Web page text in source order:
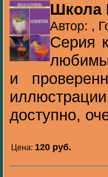
Школа
Автор: ,
Серия
и
доступно,
Цена: 120 pуб.